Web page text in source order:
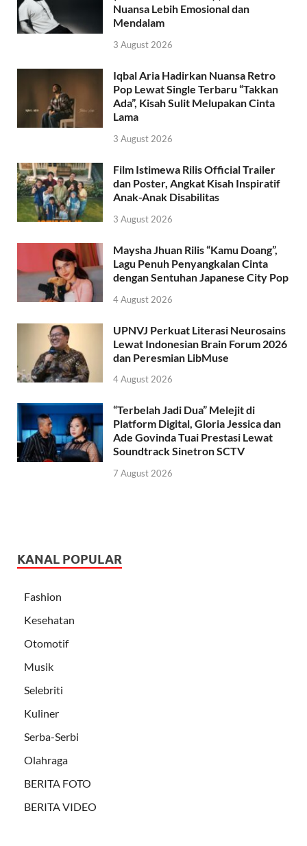
Nuansa Lebih Emosional dan
Mendalam
3 August 2026
Iqbal Aria Hadirkan Nuansa Retro
Pop Lewat Single Terbaru “Takkan
Ada”, Kisah Sulit Melupakan Cinta
Lama
3 August 2026
Film Istimewa Rilis Official Trailer
dan Poster, Angkat Kisah Inspiratif
Anak-Anak Disabilitas
3 August 2026
Maysha Jhuan Rilis “Kamu Doang”,
Lagu Penuh Penyangkalan Cinta
dengan Sentuhan Japanese City Pop
4 August 2026
UPNVJ Perkuat Literasi Neurosains
Lewat Indonesian Brain Forum 2026
dan Peresmian LibMuse
4 August 2026
“Terbelah Jadi Dua” Melejit di
Platform Digital, Gloria Jessica dan
Ade Govinda Tuai Prestasi Lewat
Soundtrack Sinetron SCTV
7 August 2026
KANAL POPULAR
Fashion
Kesehatan
Otomotif
Musik
Selebriti
Kuliner
Serba-Serbi
Olahraga
BERITA FOTO
BERITA VIDEO